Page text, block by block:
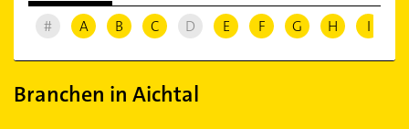
# A B C D E F G H I
Branchen in Aichtal